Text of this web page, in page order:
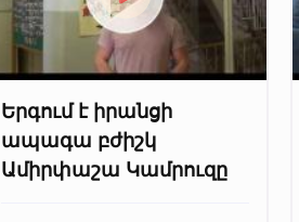
Երգում է իրանցի
ապագա բժիշկ
Ամիրփաշա Կամրուզը